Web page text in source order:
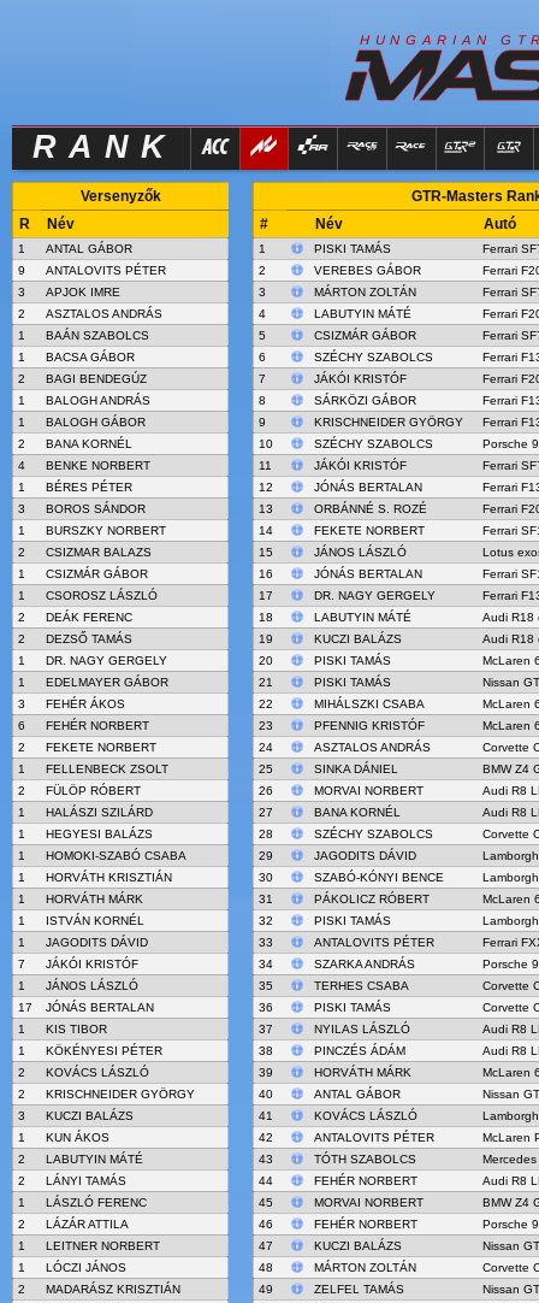
H U N G A R I A N G T
RANK
Versenyzők
R
Név
1
ANTAL GÁBOR
9
ANTALOVITS PÉTER
3
APJOK IMRE
2
ASZTALOS ANDRÁS
1
BAÁN SZABOLCS
1
BACSA GÁBOR
2
BAGI BENDEGÚZ
1
BALOGH ANDRÁS
1
BALOGH GÁBOR
2
BANA KORNÉL
4
BENKE NORBERT
1
BÉRES PÉTER
3
BOROS SÁNDOR
1
BURSZKY NORBERT
2
CSIZMAR BALAZS
1
CSIZMÁR GÁBOR
1
CSOROSZ LÁSZLÓ
2
DEÁK FERENC
2
DEZSŐ TAMÁS
1
DR. NAGY GERGELY
1
EDELMAYER GÁBOR
3
FEHÉR ÁKOS
6
FEHÉR NORBERT
2
FEKETE NORBERT
1
FELLENBECK ZSOLT
2
FÜLÖP RÓBERT
1
HALÁSZI SZILÁRD
1
HEGYESI BALÁZS
1
HOMOKI-SZABÓ CSABA
1
HORVÁTH KRISZTIÁN
1
HORVÁTH MÁRK
1
ISTVÁN KORNÉL
1
JAGODITS DÁVID
7
JÁKÓI KRISTÓF
1
JÁNOS LÁSZLÓ
17
JÓNÁS BERTALAN
1
KIS TIBOR
1
KÖKÉNYESI PÉTER
2
KOVÁCS LÁSZLÓ
2
KRISCHNEIDER GYÖRGY
3
KUCZI BALÁZS
1
KUN ÁKOS
2
LABUTYIN MÁTÉ
2
LÁNYI TAMÁS
1
LÁSZLÓ FERENC
2
LÁZÁR ATTILA
1
LEITNER NORBERT
1
LÓCZI JÁNOS
2
MADARÁSZ KRISZTIÁN
GTR-Masters
#
Név Autó
1 PISKI TAMÁS
Ferrari
2
VEREBES GÁBOR
Ferrari
3
MÁRTON ZOLTÁN
Ferrari
4
LABUTYIN MÁTÉ
Ferrari
5
CSIZMÁR GÁBOR
Ferrari
6
SZÉCHY SZABOLCS
Ferrari
7
JÁKÓI KRISTÓF
Ferrari
8
SÁRKÖZI GÁBOR
Ferrari
9
KRISCHNEIDER GYÖRGY
Ferrari
10
SZÉCHY SZABOLCS
Porsche
11
JÁKÓI KRISTÓF
Ferrari
12
JÓNÁS BERTALAN
Ferrari
13
ORBÁNNÉ S. ROZÉ
Ferrari
14
FEKETE NORBERT
Ferrari
15
JÁNOS LÁSZLÓ
Lotus
16
JÓNÁS BERTALAN
Ferrari
17
DR. NAGY GERGELY
Ferrari
18
LABUTYIN MÁTÉ
Audi R18
19
KUCZI BALÁZS
Audi R18
20
PISKI TAMÁS
McLaren
21
PISKI TAMÁS
Nissan
22
MIHÁLSZKI CSABA
McLaren
23
PFENNIG KRISTÓF
McLaren
24
ASZTALOS ANDRÁS
Corvette
25
SINKA DÁNIEL
BMW Z4
26
MORVAI NORBERT
Audi R8
27
BANA KORNÉL
Audi R8
28
SZÉCHY SZABOLCS
Corvette
29
JAGODITS DÁVID
30
SZABÓ-KÓNYI BENCE
31
PÁKOLICZ RÓBERT
McLaren
32
PISKI TAMÁS
33
ANTALOVITS PÉTER
Ferrari
34
SZARKA ANDRÁS
Porsche
35
TERHES CSABA
Corvette
36
PISKI TAMÁS
Corvette
37
NYILAS LÁSZLÓ
Audi R8
38
PINCZÉS ÁDÁM
Audi R8
39
HORVÁTH MÁRK
McLaren
40
ANTAL GÁBOR
Nissan
41
KOVÁCS LÁSZLÓ
42
ANTALOVITS PÉTER
McLaren
43
TÓTH SZABOLCS
Mercedes
44
FEHÉR NORBERT
Audi R8
45
MORVAI NORBERT
BMW Z4
46
FEHÉR NORBERT
Porsche
47
KUCZI BALÁZS
Nissan
48
MÁRTON ZOLTÁN
Corvette
49
ZELFEL TAMÁS
Nissan